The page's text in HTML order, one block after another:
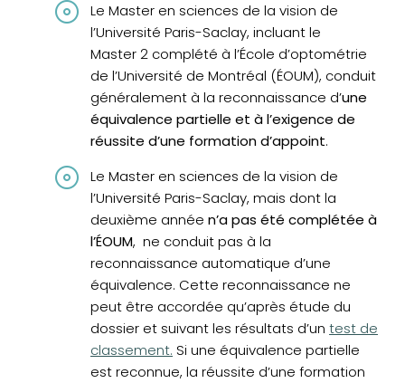
Le Master en sciences de la vision de
l’Université Paris-Saclay, incluant le
Master 2 complété à l’École d’optométrie
de l’Université de Montréal (ÉOUM), conduit
généralement à la reconnaissance d’une
équivalence partielle et à l’exigence de
réussite d’une formation d’appoint.
Le Master en sciences de la vision de
l’Université Paris-Saclay, mais dont la
deuxième année n’a pas été complétée à
l’ÉOUM, ne conduit pas à la
reconnaissance automatique d’une
équivalence. Cette reconnaissance ne
peut être accordée qu’après étude du
dossier et suivant les résultats d’un test de
classement. Si une équivalence partielle
est reconnue, la réussite d’une formation